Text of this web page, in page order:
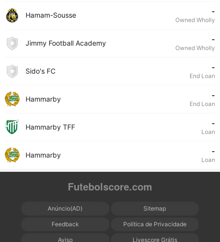
Hamam-Sousse -
Owned Wholly
Jimmy Football Academy -
Owned Wholly
Sido's FC -
End Loan
Hammarby -
End Loan
Hammarby TFF -
Loan
Hammarby -
Loan
Futebolscore.com
Anúncio(AD) Sitemap
Feedback Política de Privacidade
Aviso Livescore Grátis